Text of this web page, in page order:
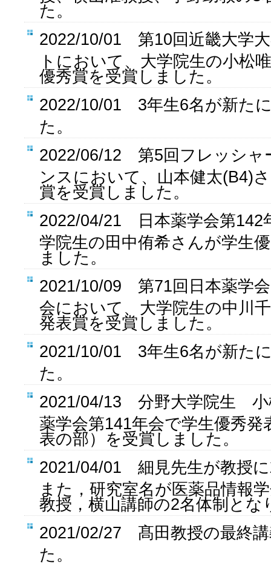
た。
2022/10/01 第10回近畿大学
トにおいて、大学院生の小松
優秀賞を受賞しました。
2022/10/01 3年生6名が新た
た。
2022/06/12 第5回フレッシャ
ンスにおいて、山本健太(B4)
賞を受賞しました。
2022/04/21 日本薬学会第142
学院生の田中侑希さんが学生
ました。
2021/10/09 第71回日本薬学
会において、大学院生の中川
発表賞を受賞しました。
2021/10/01 3年生6名が新た
た。
2021/04/13 分野大学院生 小
薬学会第141年会で学生優秀発
表の部）を受賞しました。
2021/04/01 細見先生が教授
また，研究室名が医薬品情報
教授，横山講師の2名体制とな
2021/02/27 髙田教授の最終
た。